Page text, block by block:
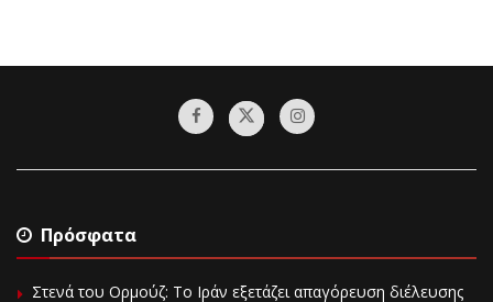
Πρόσφατα
Στενά του Ορμούζ: Το Ιράν εξετάζει απαγόρευση διέλευσης